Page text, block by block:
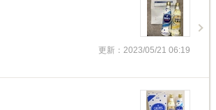
更新：2023/05/21 06:19